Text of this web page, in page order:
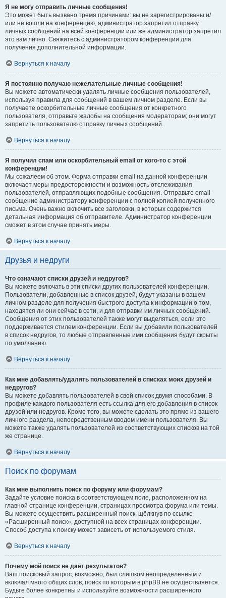
Я не могу отправить личные сообщения!
Это может быть вызвано тремя причинами: вы не зарегистрированы и/
или не вошли на конференцию, администратор запретил отправку
личных сообщений на всей конференции или же администратор запретил
это вам лично. Свяжитесь с администратором конференции для
получения дополнительной информации.
Вернуться к началу
Я постоянно получаю нежелательные личные сообщения!
Вы можете автоматически удалять личные сообщения пользователей,
используя правила для сообщений в вашем личном разделе. Если вы
получаете оскорбительные личные сообщения от конкретного
пользователя, отправьте жалобы на сообщения модераторам; они могут
запретить пользователю отправку личных сообщений.
Вернуться к началу
Я получил спам или оскорбительный email от кого-то с этой
конференции!
Мы сожалеем об этом. Форма отправки email на данной конференции
включает меры предосторожности и возможность отслеживания
пользователей, отправляющих подобные сообщения. Отправьте email-
сообщение администратору конференции с полной копией полученного
письма. Очень важно включить все заголовки, в которых содержится
детальная информация об отправителе. Администратор конференции
сможет в этом случае принять меры.
Вернуться к началу
Друзья и недруги
Что означают списки друзей и недругов?
Вы можете включать в эти списки других пользователей конференции.
Пользователи, добавленные в список друзей, будут указаны в вашем
личном разделе для получения быстрого доступа к информации о том,
находятся ли они сейчас в сети, и для отправки им личных сообщений.
Сообщения от этих пользователей также могут выделяться, если это
поддерживается стилем конференции. Если вы добавили пользователей
в список недругов, то любые отправленные ими сообщения будут скрыты
по умолчанию.
Вернуться к началу
Как мне добавлять/удалять пользователей в списках моих друзей и
недругов?
Вы можете добавлять пользователей в свой список двумя способами. В
профиле каждого пользователя есть ссылка для его добавления в список
друзей или недругов. Кроме того, вы можете сделать это прямо из вашего
личного раздела, непосредственным вводом имени пользователя. Вы
можете также удалять пользователей из соответствующих списков на той
же странице.
Вернуться к началу
Поиск по форумам
Как мне выполнить поиск по форуму или форумам?
Задайте условие поиска в соответствующем поле, расположенном на
главной странице конференции, страницах просмотра форума или темы.
Вы можете осуществить расширенный поиск, щёлкнув по ссылке
«Расширенный поиск», доступной на всех страницах конференции.
Способ доступа к поиску может зависеть от используемого стиля.
Вернуться к началу
Почему мой поиск не даёт результатов?
Ваш поисковый запрос, возможно, был слишком неопределённым и
включал много общих слов, поиск по которым в phpBB не осуществляется.
Будьте более конкретны и используйте возможности расширенного